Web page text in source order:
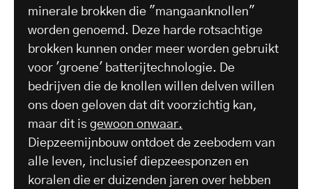
minerale brokken die "mangaanknollen"
worden genoemd. Deze harde rotsachtige
brokken kunnen onder meer worden gebruikt
voor 'groene' batterijtechnologie. De
bedrijven die de knollen willen delven willen
ons doen geloven dat dit voorzichtig kan,
maar dit is gewoon onwaar.
Diepzeemijnbouw ontdoet de zeebodem van
alle leven, inclusief diepzeesponzen en
koralen die er duizenden jaren over hebben